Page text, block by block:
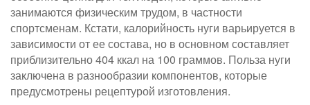
занимаются физическим трудом, в частности
спортсменам. Кстати, калорийность нуги варьируется в
зависимости от ее состава, но в основном составляет
приблизительно 404 ккал на 100 граммов. Польза нуги
заключена в разнообразии компонентов, которые
предусмотрены рецептурой изготовления.